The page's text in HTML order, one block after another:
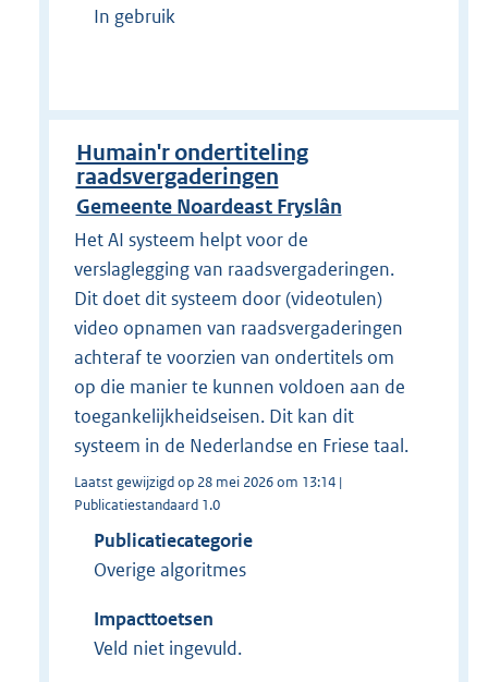
In gebruik
Humain'r ondertiteling
raadsvergaderingen
Gemeente Noardeast Fryslân
Het AI systeem helpt voor de
verslaglegging van raadsvergaderingen.
Dit doet dit systeem door (videotulen)
video opnamen van raadsvergaderingen
achteraf te voorzien van ondertitels om
op die manier te kunnen voldoen aan de
toegankelijkheidseisen. Dit kan dit
systeem in de Nederlandse en Friese taal.
Laatst gewijzigd op 28 mei 2026 om 13:14 |
Publicatiestandaard 1.0
Publicatiecategorie
Overige algoritmes
Impacttoetsen
Veld niet ingevuld.